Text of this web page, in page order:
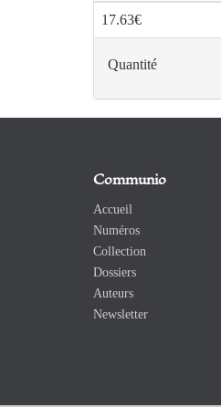
17.63€
Quantité
Communio
Accueil
Numéros
Collection
Dossiers
Auteurs
Newsletter